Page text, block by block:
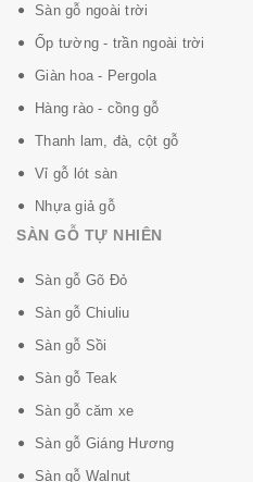
Sàn gỗ ngoài trời
Ốp tường - trần ngoài trời
Giàn hoa - Pergola
Hàng rào - cồng gỗ
Thanh lam, đà, cột gỗ
Vỉ gỗ lót sàn
Nhựa giả gỗ
SÀN GỖ TỰ NHIÊN
Sàn gỗ Gõ Đỏ
Sàn gỗ Chiuliu
Sàn gỗ Sồi
Sàn gỗ Teak
Sàn gỗ căm xe
Sàn gỗ Giáng Hương
Sàn gỗ Walnut